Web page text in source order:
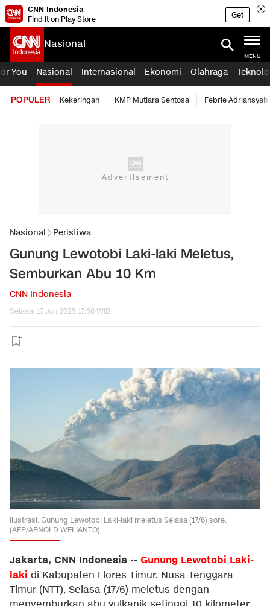
CNN Indonesia
Find it on Play Store
Get
Nasional
MENU
You Nasional Internasional Ekonomi Olahraga
POPULER Kekeringan KMP Mutiara Sentosa Febrie Adriansyah
Nasional Peristiwa
Gunung Lewotobi Laki-laki Meletus,
Semburkan Abu 10 Km
CNN Indonesia
Selasa, 17 Jun 2025 17:50 WIB
Ilustrasi. Gunung Lewotobi Laki-laki meletus Selasa (17/6) sore.
(AFP/ARNOLD WELIANTO)
Jakarta, CNN Indonesia -- Gunung Lewotobi Laki-
laki di Kabupaten Flores Timur, Nusa Tenggara
Timur (NTT), Selasa (17/6) meletus dengan